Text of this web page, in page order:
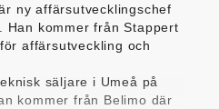
ny affärsutvecklingschef
Han kommer från Stappert
affärsutveckling och
säljare i Umeå på
kommer från Belimo där